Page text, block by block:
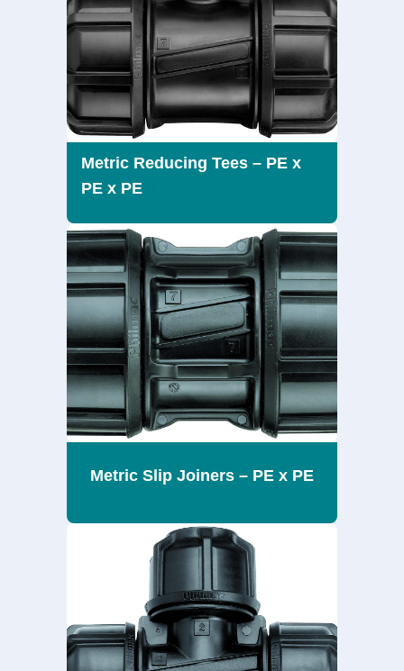
Metric Reducing Tees – PE x
PE x PE
Metric Slip Joiners – PE x PE